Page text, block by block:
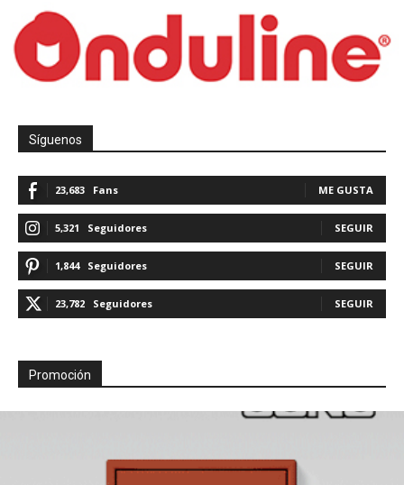
Síguenos
23,683 Fans ME GUSTA
5,321 Seguidores SEGUIR
1,844 Seguidores SEGUIR
23,782 Seguidores SEGUIR
Promoción